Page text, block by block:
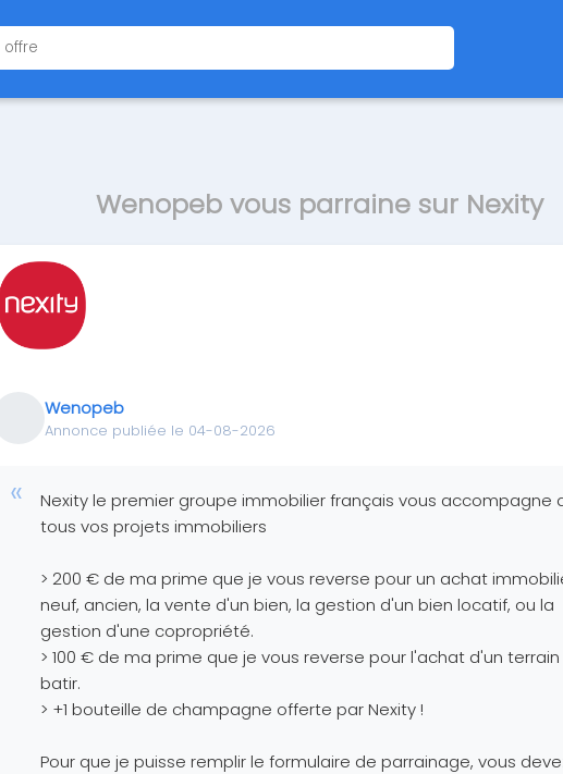
Wenopeb vous parraine sur Nexity
Wenopeb
Annonce publiée le 04-08-2026
Nexity le premier groupe immobilier français vous accompagne
tous vos projets immobiliers
> 200 € de ma prime que je vous reverse pour un achat
neuf, ancien, la vente d'un bien, la gestion d'un bien locatif, ou la
gestion d'une copropriété.
> 100 € de ma prime que je vous reverse pour l'achat d'un terrain
batir.
> +1 bouteille de champagne offerte par Nexity !
Pour que je puisse remplir le formulaire de parrainage, vous